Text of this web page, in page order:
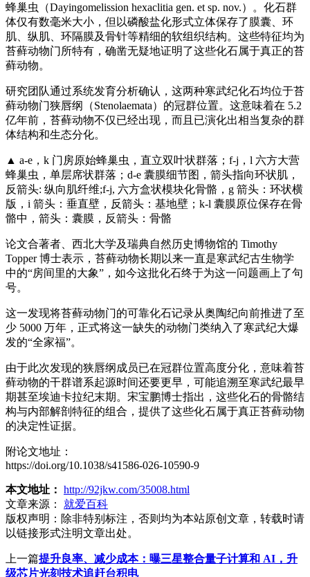
蜂巢虫（Dayingomelission hexaclitia gen. et sp. nov.）。化石群
体仅有数毫米大小，但以磷酸盐化形式立体保存了膜囊、环
肌、纵肌、环隔膜及骨针等精细的软组织结构。这些特征均为
苔藓动物门所特有，确凿无疑地证明了这些化石属于真正的苔
藓动物。
研究团队通过系统发育分析确认，这两种寒武纪化石均位于苔
藓动物门狭唇纲（Stenolaemata）的冠群位置。这意味着在 5.2
亿年前，苔藓动物不仅已经出现，而且已演化出相当复杂的群
体结构和生态分化。
▲ a-e，k 门房原始蜂巢虫，直立双叶状群落；f-j，l 六方大营
蜂巢虫，单层席状群落；d-e 囊膜细节图，箭头指向环状肌，
反箭头: 纵向肌纤维;f-j, 六方盒状模块化骨骼，g 箭头：环状横
版，i 箭头：垂直壁，反箭头：基地壁；k-l 囊膜原位保存在骨
骼中，箭头：囊膜，反箭头：骨骼
论文合著者、西北大学及瑞典自然历史博物馆的 Timothy
Topper 博士表示，苔藓动物长期以来一直是寒武纪古生物学
中的“房间里的大象”，如今这批化石终于为这一问题画上了句
号。
这一发现将苔藓动物门的可靠化石记录从奥陶纪向前推进了至
少 5000 万年，正式将这一缺失的动物门类纳入了寒武纪大爆
发的“全家福”。
由于此次发现的狭唇纲成员已在冠群位置高度分化，意味着苔
藓动物的干群谱系起源时间还要更早，可能追溯至寒武纪最早
期甚至埃迪卡拉纪末期。宋宝鹏博士指出，这些化石的骨骼结
构与内部解剖特征的组合，提供了这些化石属于真正苔藓动物
的决定性证据。
附论文地址：
https://doi.org/10.1038/s41586-026-10590-9
本文地址： http://92jkw.com/35008.html
文章来源：
就爱百科
版权声明： 除非特别标注，否则均为本站原创文章，转载时请
以链接形式注明文章出处。
上一篇提升良率、减少成本：曝三星整合量子计算和 AI，升
级芯片光刻技术追赶台积电